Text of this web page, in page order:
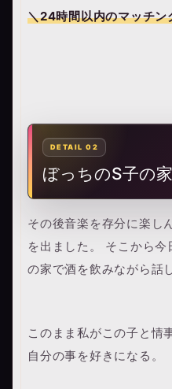
＼24時間以内のマッチン
ぼっちのS子の
その後音楽を存分に楽し
を出ました。 そこから
の家で酒を飲みながら話
このまま私がこの子と情
自分の事を好きになる。